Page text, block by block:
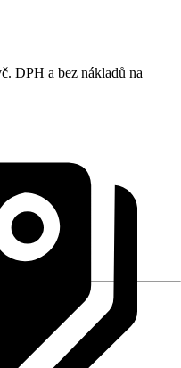
DPH a bez nákladů na